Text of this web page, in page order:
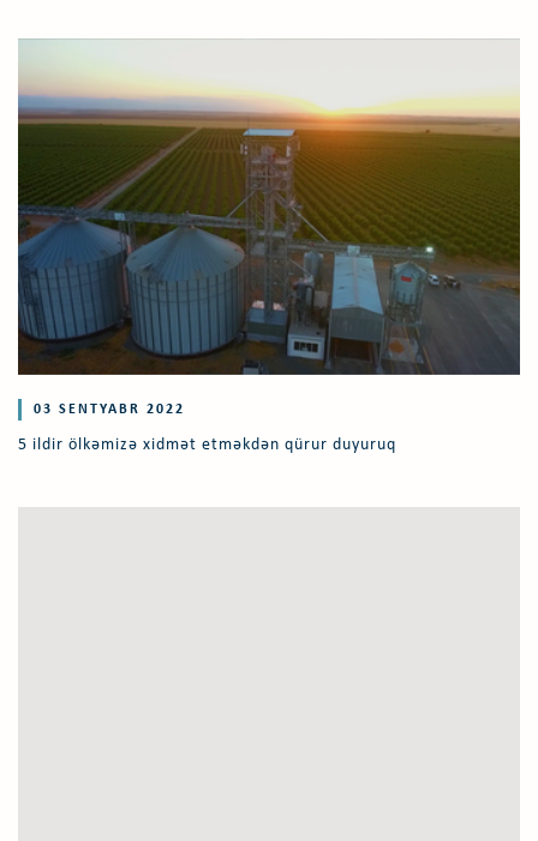
03 SENTYABR 2022
5 ildir ölkəmizə xidmət etməkdən qürur duyuruq